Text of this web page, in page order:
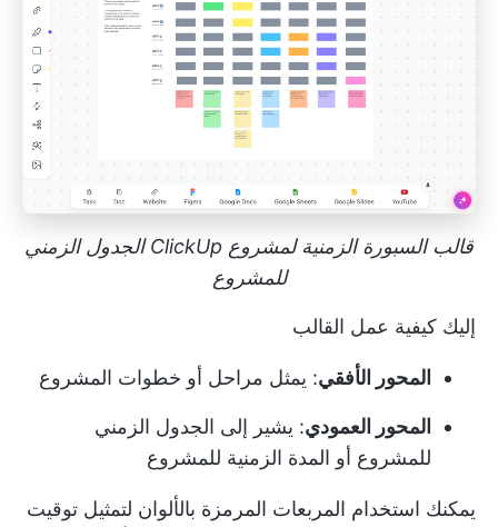
قالب السبورة الزمنية لمشروع ClickUp الجدول الزمني
للمشروع
إليك كيفية عمل القالب
المحور الأفقي: يمثل مراحل أو خطوات المشروع
المحور العمودي: يشير إلى الجدول الزمني
للمشروع أو المدة الزمنية للمشروع
يمكنك استخدام المربعات المرمزة بالألوان لتمثيل توقيت